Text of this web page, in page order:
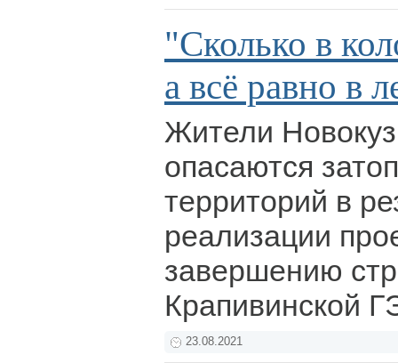
"Сколько в
а всё равно в
Жители
опасаются
территорий в
реализации
завершению
Крапивинской
23.08.2021